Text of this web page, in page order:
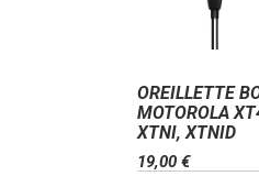
OREILLETTE
MOTOROLA
XTNI, XTNID
19,00 €